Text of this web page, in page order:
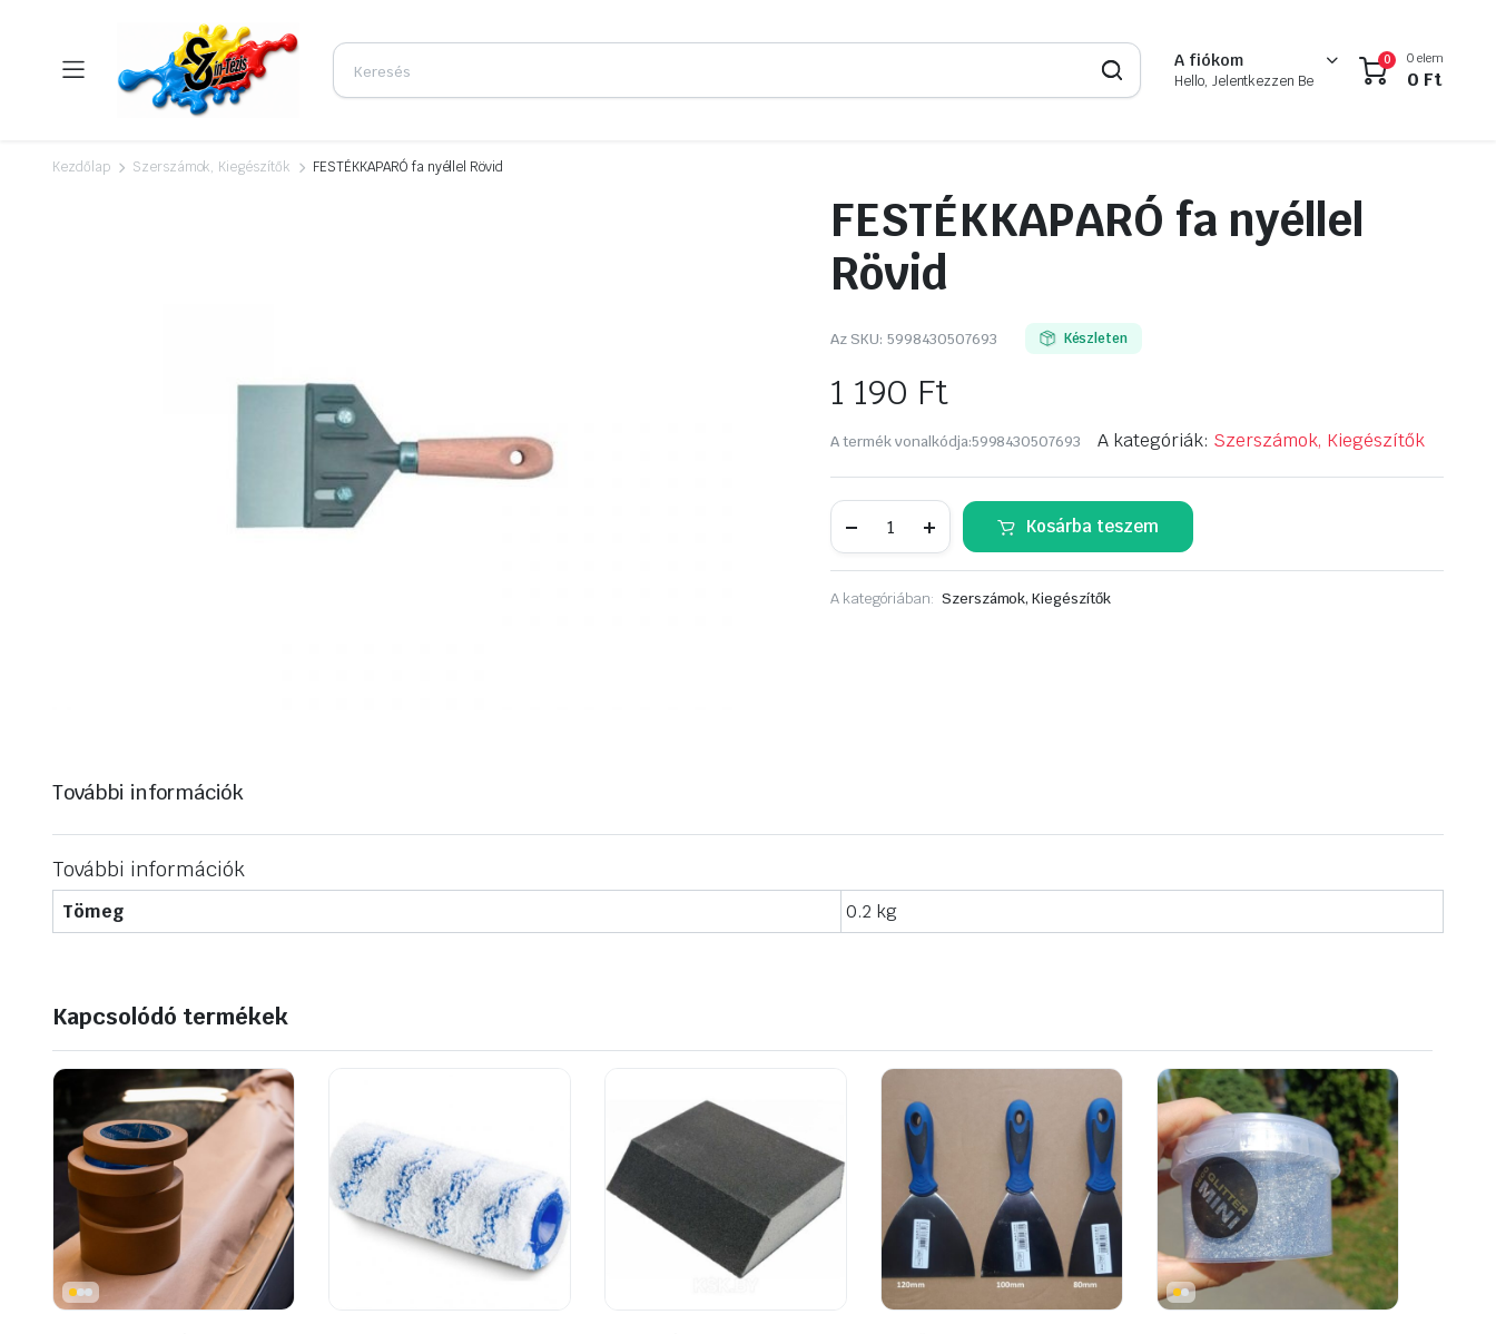
A fiókom
Hello, Jelentkezzen Be
0 0 elem
0 Ft
Kezdőlap Szerszámok, Kiegészítők FESTÉKKAPARÓ fa nyéllel Rövid
FESTÉKKAPARÓ fa nyéllel
Rövid
Az SKU: 5998430507693 Készleten
1 190 Ft
A termék vonalkódja:5998430507693 A kategóriák: Szerszámok, Kiegészítők
FESTÉKKAPARÓ
Rövid
Kosárba teszem
A kategóriában: Szerszámok, Kiegészítők
További információk
További információk
Tömeg 0.2 kg
Kapcsolódó termékek